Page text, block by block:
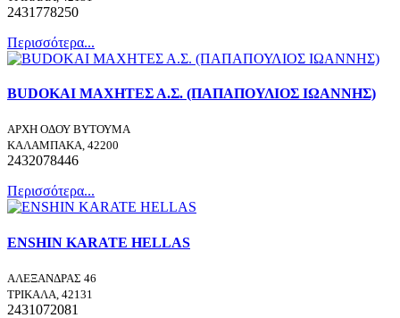
2431778250
Περισσότερα...
BUDOKAI ΜΑΧΗΤΕΣ Α.Σ. (ΠΑΠΑΠΟΥΛΙΟΣ ΙΩΑΝΝΗΣ)
ΑΡΧΗ ΟΔΟΥ ΒΥΤΟΥΜΑ
ΚΑΛΑΜΠΑΚΑ, 42200
2432078446
Περισσότερα...
ENSHIN KARATE HELLAS
ΑΛΕΞΑΝΔΡΑΣ 46
ΤΡΙΚΑΛΑ, 42131
2431072081